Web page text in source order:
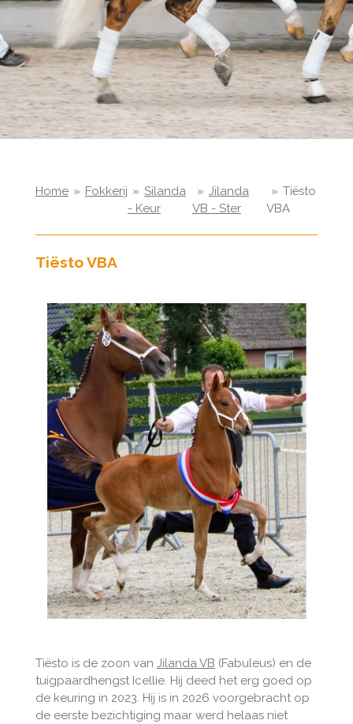
Home » Fokkerij » Silanda
- Keur
» Jilanda
VB - Ster
» Tiësto
VBA
Tiësto VBA
Tiësto is de zoon van Jilanda VB (Fabuleus) en de
tuigpaardhengst Icellie. Hij deed het erg goed op
de keuring in 2023. Hij is in 2026 voorgebracht op
de eerste bezichtiging maar werd helaas niet